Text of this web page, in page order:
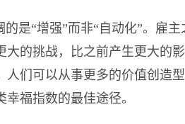
是“增强”而非“自动化”。雇
的挑战，比之前产生更大的
们可以从事更多的价值创造
福指数的最佳途径。